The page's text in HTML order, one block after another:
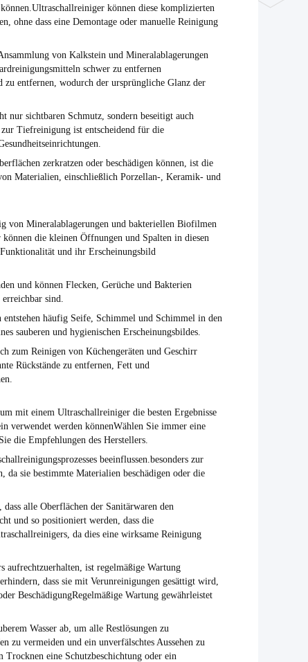
können diese komplizierten
ohne dass eine Demontage oder manuelle Reinigung
von Kalkstein und Mineralablagerungen
schwer zu entfernen
zu entfernen, wodurch der ursprüngliche Glanz der
nur sichtbaren Schmutz, sondern beseitigt auch
Tiefreinigung ist entscheidend für die
zerkratzen oder beschädigen können, ist die
Materialien, einschließlich Porzellan-, Keramik- und
von Mineralablagerungen und bakteriellen Biofilmen
die kleinen Öffnungen und Spalten in diesen
und ihr Erscheinungsbild
und können Flecken, Gerüche und Bakterien
sind.
entstehen häufig Seife, Schimmel und Schimmel in den
sauberen und hygienischen Erscheinungsbildes.
zum Reinigen von Küchengeräten und Geschirr
Rückstände zu entfernen, Fett und
mit einem Ultraschallreiniger die besten Ergebnisse
verwendet werden könnenWählen Sie immer eine
die Empfehlungen des Herstellers.
beeinflussen.besonders zur
sie bestimmte Materialien beschädigen oder die
alle Oberflächen der Sanitärwaren den
und so positioniert werden, dass die
da dies eine wirksame Reinigung
aufrechtzuerhalten, ist regelmäßige Wartung
dass sie mit Verunreinigungen gesättigt wird,
BeschädigungRegelmäßige Wartung gewährleistet
Wasser ab, um alle Restlösungen zu
zu vermeiden und ein unverfälschtes Aussehen zu
eine Schutzbeschichtung oder ein